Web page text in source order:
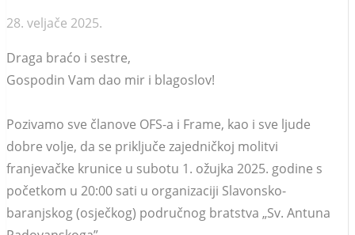
28. veljače 2025.
Draga braćo i sestre,
Gospodin Vam dao mir i blagoslov!
Pozivamo sve članove OFS-a i Frame, kao i sve ljude
dobre volje, da se priključe zajedničkoj molitvi
franjevačke krunice u subotu 1. ožujka 2025. godine s
početkom u 20:00 sati u organizaciji Slavonsko-
baranjskog (osječkog) područnog bratstva „Sv. Antuna